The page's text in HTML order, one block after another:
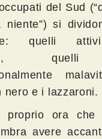
del Sud
niente”) si
quelli
nero e i lazzaroni.
proprio ora che
avere